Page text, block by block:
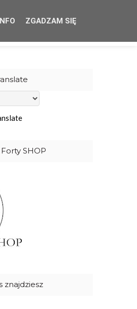
OUR STAMPS
SHOP
znajdziesz
ZGADZAM SIĘ